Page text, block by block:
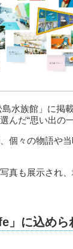
水族館」に掲
だ“思い出の
個々の物語や
真も展示され
」に込めら